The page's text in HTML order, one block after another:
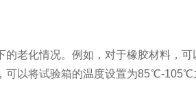
老化情况。例如，对于橡胶材料，
以将试验箱的温度设置为85℃-